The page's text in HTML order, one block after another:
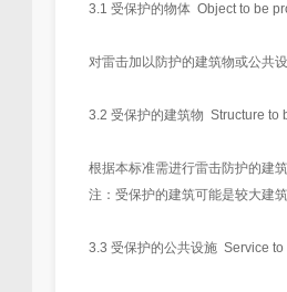
3.1 受保护的物体 Object to be
对雷击加以防护的建筑物或公共
3.2 受保护的建筑物 Structure to
根据本标准需进行雷击防护的建
注：受保护的建筑可能是较大建
3.3 受保护的公共设施 Service